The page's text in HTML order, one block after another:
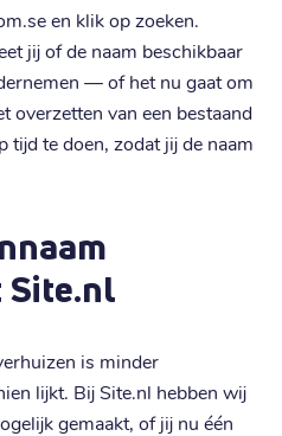
en klik op zoeken.
jij of de naam beschikbaar
— of het nu gaat om
overzetten van een bestaand
te doen, zodat jij de naam
Site.nl
is minder
lijkt. Bij Site.nl hebben wij
gemaakt, of jij nu één